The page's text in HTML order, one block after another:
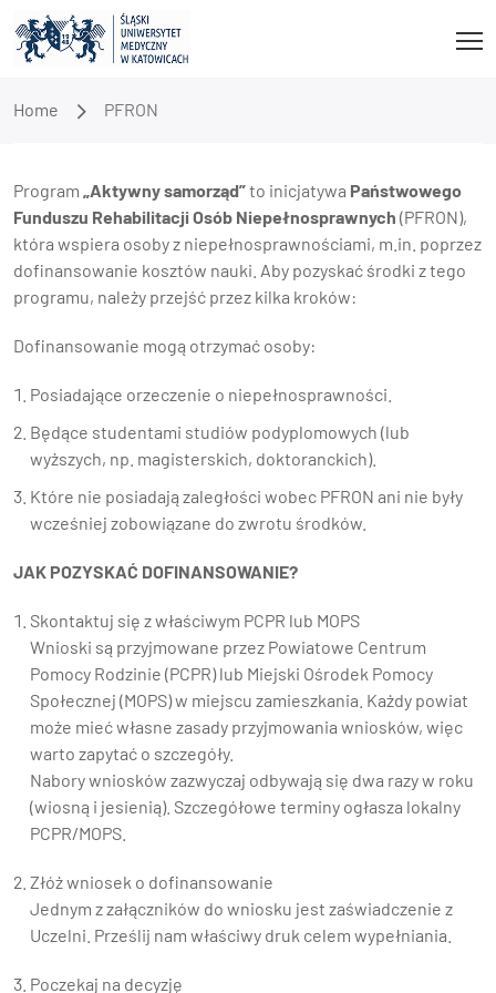
Home PFRON
Program „Aktywny samorząd”to inicjatywa Państwowego
Funduszu Rehabilitacji Osób Niepełnosprawnych (PFRON),
która wspiera osoby z niepełnosprawnościami, m.in. poprzez
dofinansowanie kosztów nauki. Aby pozyskać środki z tego
programu, należy przejść przez kilka kroków:
Dofinansowanie mogą otrzymać osoby:
Posiadające orzeczenie o niepełnosprawności.
Będące studentami studiów podyplomowych (lub
wyższych, np. magisterskich, doktoranckich).
Które nie posiadają zaległości wobec PFRON ani nie były
wcześniej zobowiązane do zwrotu środków.
JAK POZYSKAĆ DOFINANSOWANIE?
Skontaktuj się z właściwym PCPR lub MOPS
Wnioski są przyjmowane przez Powiatowe Centrum
Pomocy Rodzinie (PCPR) lub Miejski Ośrodek Pomocy
Społecznej (MOPS) w miejscu zamieszkania. Każdy powiat
może mieć własne zasady przyjmowania wniosków, więc
warto zapytać o szczegóły.
Nabory wniosków zazwyczaj odbywają się dwa razy w roku
(wiosną i jesienią). Szczegółowe terminy ogłasza lokalny
PCPR/MOPS.
Złóż wniosek o dofinansowanie
Jednym z załączników do wniosku jest zaświadczenie z
Uczelni. Prześlij nam właściwy druk celem wypełniania.
Poczekaj na decyzję